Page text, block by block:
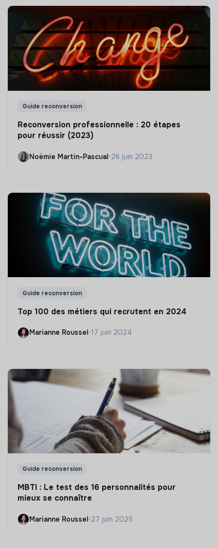
Guide reconversion
Reconversion professionnelle : 20 étapes
pour réussir (2023)
Noëmie Martin-Pascual•26 juin 2023
Guide reconversion
Top 100 des métiers qui recrutent en 2024
Marianne Roussel •17 juin 2024
Guide reconversion
MBTI : Le test des 16 personnalités pour
mieux se connaître
Marianne Roussel•27 juin 2025